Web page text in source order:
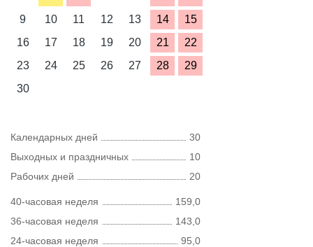
9
10 11 12 13 14
15
16
17 18 19 20 21
22
23
24 25 26 27 28
29
30
Календарных дней
30
Выходных и праздничных
10
Рабочих дней
20
40-часовая неделя
159,0
36-часовая неделя
143,0
24-часовая неделя
95,0